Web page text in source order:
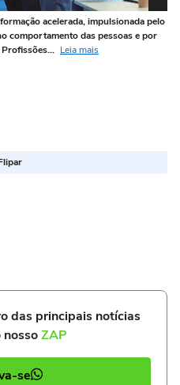
acelerada, impulsionada pelo
comportamento das pessoas e por
Leia mais
das principais notícias
ZAP
se